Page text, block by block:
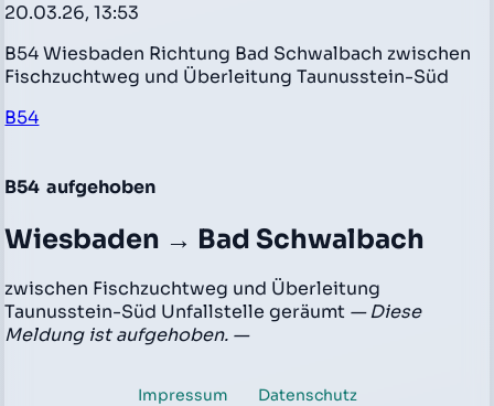
20.03.26, 13:53
B54 Wiesbaden Richtung Bad Schwalbach zwischen
Fischzuchtweg und Überleitung Taunusstein-Süd
B54
B54 aufgehoben
Wiesbaden → Bad Schwalbach
zwischen Fischzuchtweg und Überleitung
Taunusstein-Süd Unfallstelle geräumt — Diese
Meldung ist aufgehoben. —
Impressum Datenschutz